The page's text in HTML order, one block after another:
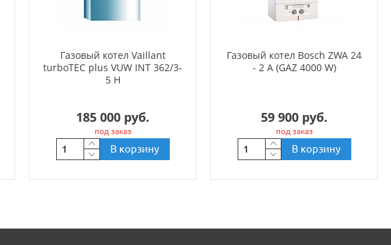
Газовый котел Vaillant
turboTEC plus VUW INT 362/3-
5 H
185 000 руб.
под заказ
В корзину
Газовый котел Bosch ZWA 24
- 2 A (GAZ 4000 W)
59 900 руб.
под заказ
В корзину